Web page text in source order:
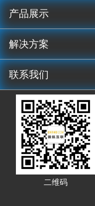
产品展示
解决方案
联系我们
二维码